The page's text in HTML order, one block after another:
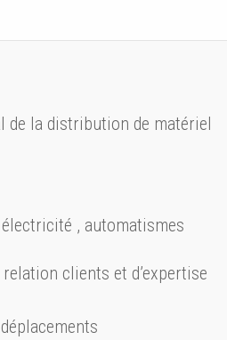
de la distribution de matériel
, automatismes
clients et d’expertise